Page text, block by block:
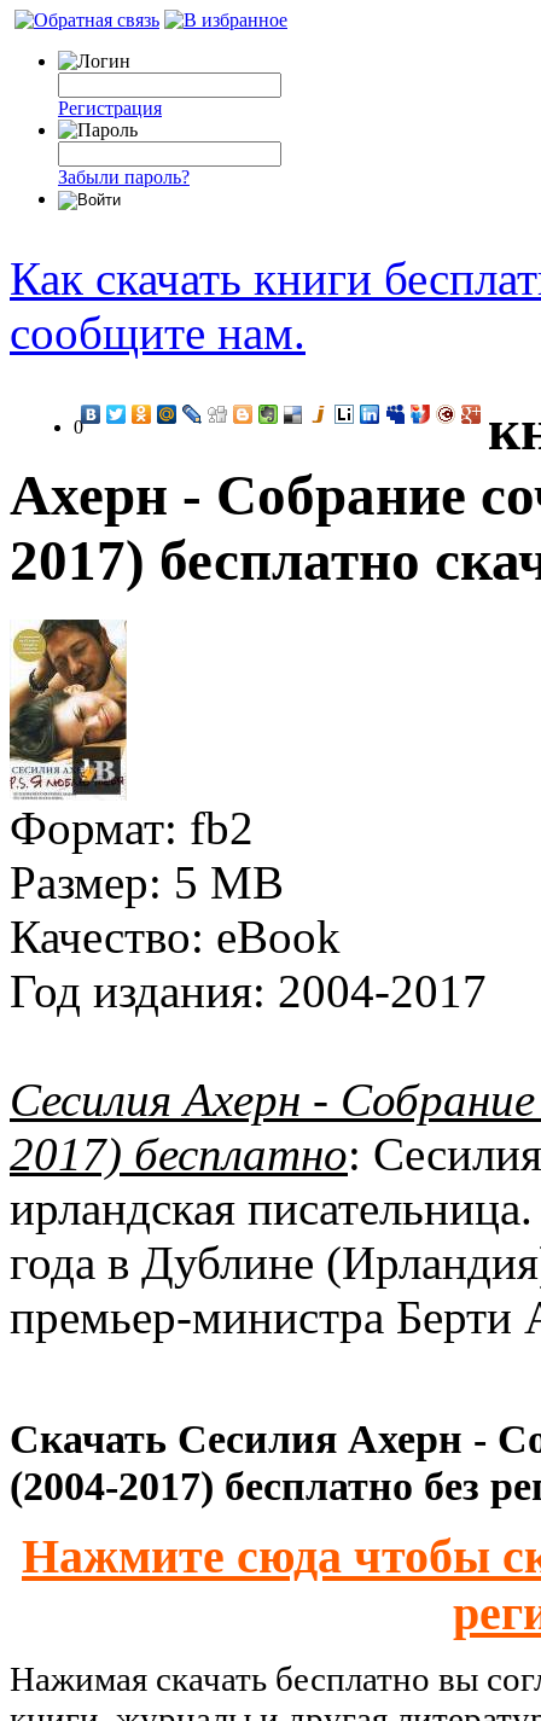
Регистрация
Забыли пароль?
Как скачать книги
сообщите нам.
0
Ахерн - Собрание
2017) бесплатно
Формат: fb2
Размер: 5 MB
Качество: eBook
Год издания: 2004-2017
Сесилия Ахерн -
2017) бесплатно:
ирландская
года в Дублине
премьер-министра Берти
Скачать Сесилия Ахерн -
(2004-2017) бесплатно без
Нажмите сюда чтобы
Нажимая скачать бесплатно вы